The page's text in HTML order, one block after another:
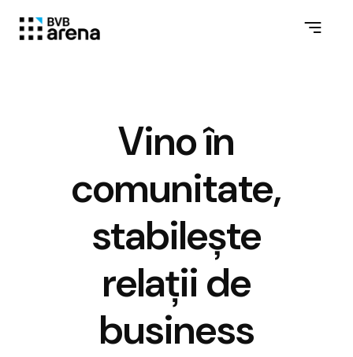
Vino în
comunitate,
stabilește
relații de
business